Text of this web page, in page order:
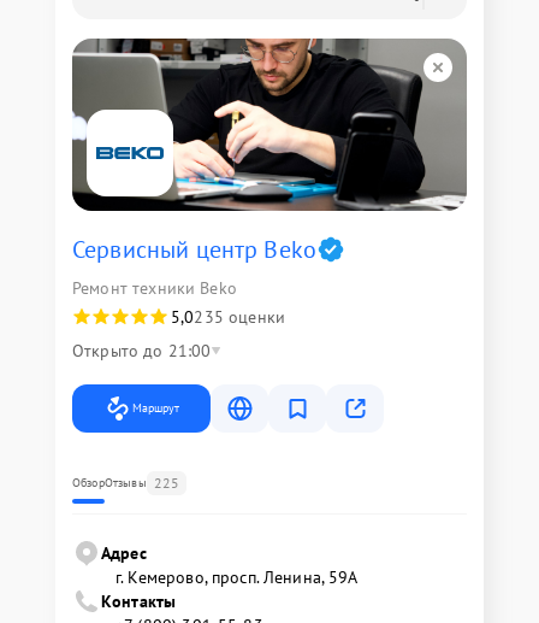
Сервисный центр Beko
Ремонт техники Beko
5,0235 оценки
Открыто до 21:00
Маршрут
ОбзорОтзывы 225
Адрес
г. Кемерово, просп. Ленина, 59А
Контакты